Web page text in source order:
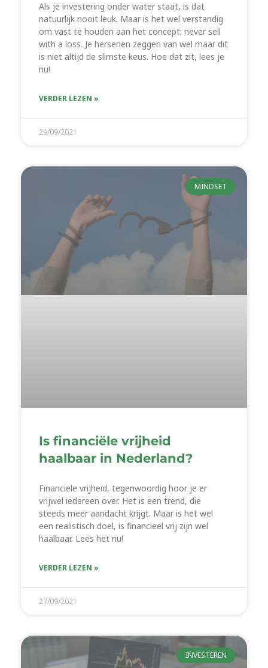
Als je investering onder water staat, is dat
natuurlijk nooit leuk. Maar is het wel verstandig
om vast te houden aan het concept: never sell
with a loss. Je hersenen zeggen van wel maar dit
is niet altijd de slimste keus. Hoe dat zit, lees je
nu!
VERDER LEZEN »
29/09/2021
MINDSET
Is financiële vrijheid
haalbaar in Nederland?
Financiele vrijheid, tegenwoordig hoor je er
vrijwel iedereen over. Het is een trend, die
steeds meer aandacht krijgt. Maar is het wel
een realistisch doel, is financieel vrij zijn wel
haalbaar. Lees het nu!
VERDER LEZEN »
27/09/2021
INVESTEREN